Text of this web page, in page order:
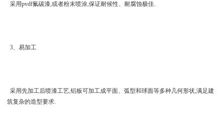
采用pvdf氟碳漆,或者粉末喷涂,保证耐候性、耐腐蚀极佳.
3、易加工
采用先加工后喷漆工艺,铝板可加工成平面、弧型和球面等多种几何形状,满足建
筑复杂的造型要求.